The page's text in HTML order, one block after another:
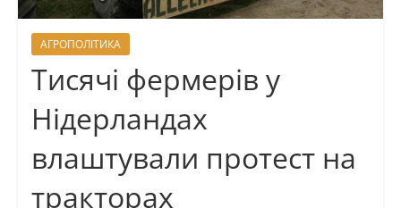
АГРОПОЛІТИКА
Тисячі фермерів у
Нідерландах
влаштували протест на
тракторах